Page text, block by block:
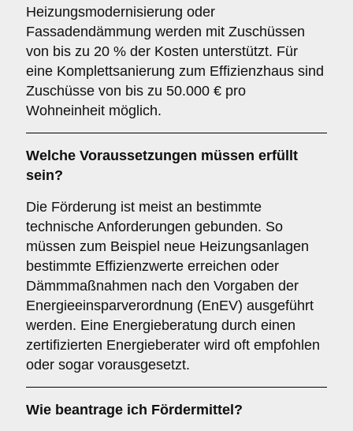
Heizungsmodernisierung oder
Fassadendämmung werden mit Zuschüssen
von bis zu 20 % der Kosten unterstützt. Für
eine Komplettsanierung zum Effizienzhaus sind
Zuschüsse von bis zu 50.000 € pro
Wohneinheit möglich.
Welche Voraussetzungen müssen erfüllt
sein?
Die Förderung ist meist an bestimmte
technische Anforderungen gebunden. So
müssen zum Beispiel neue Heizungsanlagen
bestimmte Effizienzwerte erreichen oder
Dämmmaßnahmen nach den Vorgaben der
Energieeinsparverordnung (EnEV) ausgeführt
werden. Eine Energieberatung durch einen
zertifizierten Energieberater wird oft empfohlen
oder sogar vorausgesetzt.
Wie beantrage ich Fördermittel?